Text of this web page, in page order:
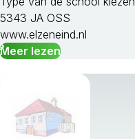
5343 JA OSS
www.elzeneind.nl
Meer lezen